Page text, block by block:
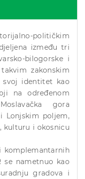
političkim
između tri
bilogorske i
zakonskim
svoj identitet kao
na određenom
gora
Lonjskim poljem,
kulturu i okosnicu
komplemantarnih
se nametnuo kao
gradova i